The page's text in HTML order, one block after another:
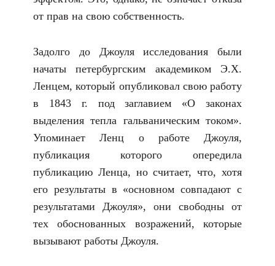
от прав на свою собственность.
Задолго до Джоуля исследования были
начаты петербургским академиком Э.Х.
Ленцем, который опубликовал свою работу
в 1843 г. под заглавием «О законах
выделения тепла гальваническим током».
Упоминает Ленц о работе Джоуля,
публикация которого опередила
публикацию Ленца, но считает, что, хотя
его результаты в «основном совпадают с
результатами Джоуля», они свободны от
тех обоснованных возражений, которые
вызывают работы Джоуля.